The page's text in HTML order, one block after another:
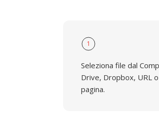
1
Seleziona file dal
Drive, Dropbox, URL
pagina.